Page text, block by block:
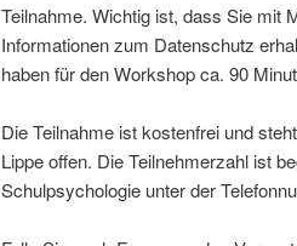
Teilnahme. Wichtig ist, dass Sie mit
Informationen zum Datenschutz
haben für den Workshop ca. 90
Die Teilnahme ist kostenfrei und
Lippe offen. Die Teilnehmerzahl ist
Schulpsychologie unter der